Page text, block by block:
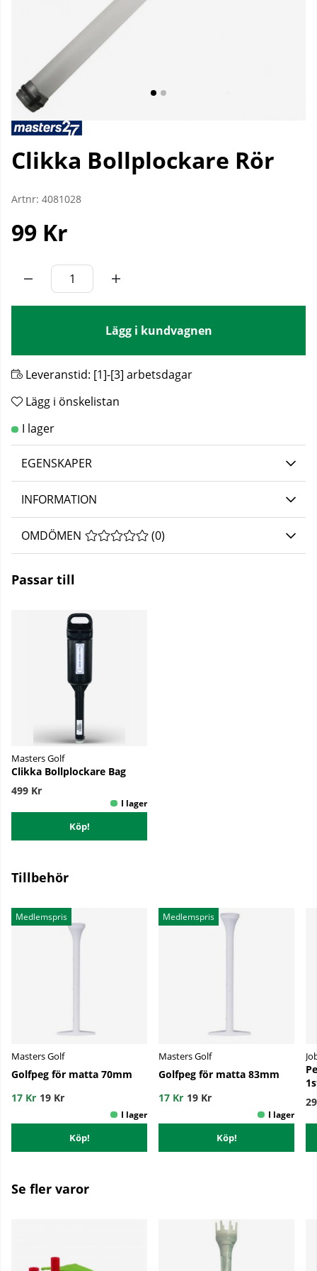
Clikka Bollplockare Rör
Artnr: 4081028
99 Kr
Lägg i kundvagnen
Leveranstid: [1]-[3] arbetsdagar
Lägg i önskelistan
EGENSKAPER
INFORMATION
OMDÖMEN MEDELBETYG 0 AV 5 ANTAL BETYG 0
(0)
Passar till
Masters Golf
Clikka Bollplockare Bag
499 Kr
Köp!
Tillbehör
Medlemspris
Masters Golf
Golfpeg för matta 70mm
17 Kr 19 Kr
Köp!
Medlemspris
Masters Golf
Golfpeg för matta 83mm
17 Kr 19 Kr
Köp!
Se fler varor